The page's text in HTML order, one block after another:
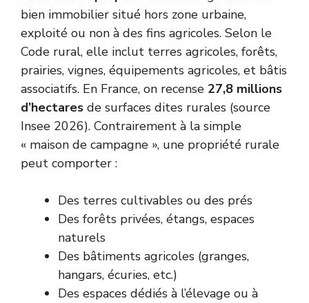
bien immobilier situé hors zone urbaine,
exploité ou non à des fins agricoles. Selon le
Code rural, elle inclut terres agricoles, forêts,
prairies, vignes, équipements agricoles, et bâtis
associatifs. En France, on recense 27,8 millions
d’hectares de surfaces dites rurales (source
Insee 2026). Contrairement à la simple
« maison de campagne », une propriété rurale
peut comporter :
Des terres cultivables ou des prés
Des forêts privées, étangs, espaces
naturels
Des bâtiments agricoles (granges,
hangars, écuries, etc.)
Des espaces dédiés à l’élevage ou à